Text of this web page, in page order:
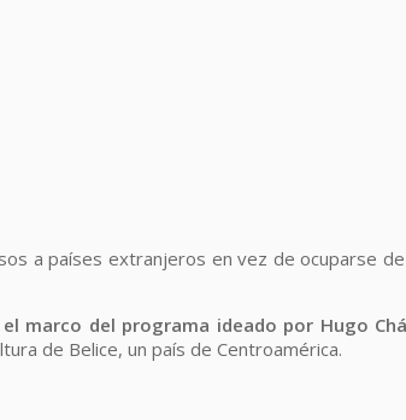
a países extranjeros en vez de ocuparse
del programa ideado por Hugo
de Belice, un país de Centroamérica.